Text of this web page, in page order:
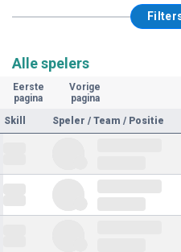
Alle spelers
Eerste
pagina
Vorige
pagina
Skill
Speler / Team / Positie